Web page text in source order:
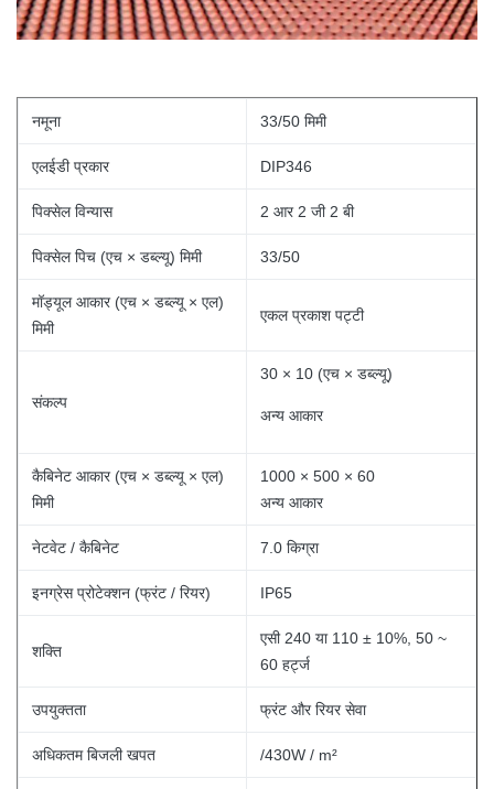
नमूना 33/50 मिमी
एलईडी प्रकार DIP346
पिक्सेल विन्यास 2 आर 2 जी 2 बी
पिक्सेल पिच (एच × डब्ल्यू) मिमी 33/50
मॉड्यूल आकार (एच × डब्ल्यू × एल)
मिमी
एकल प्रकाश पट्टी
संकल्प
30 × 10 (एच × डब्ल्यू)
अन्य आकार
कैबिनेट आकार (एच × डब्ल्यू × एल)
मिमी
1000 × 500 × 60
अन्य आकार
नेटवेट / कैबिनेट 7.0 किग्रा
इनग्रेस प्रोटेक्शन (फ्रंट / रियर) IP65
शक्ति
एसी 240 या 110 ± 10%, 50 ~
60 हर्ट्ज
उपयुक्तता फ्रंट और रियर सेवा
अधिकतम बिजली खपत /430W / m²